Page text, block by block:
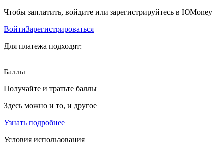
Чтобы заплатить, войдите или зарегистрируйтесь в ЮMoney
ВойтиЗарегистрироваться
Для платежа подходят:
Баллы
Получайте и тратьте баллы
Здесь можно и то, и другое
Узнать подробнее
Условия использования